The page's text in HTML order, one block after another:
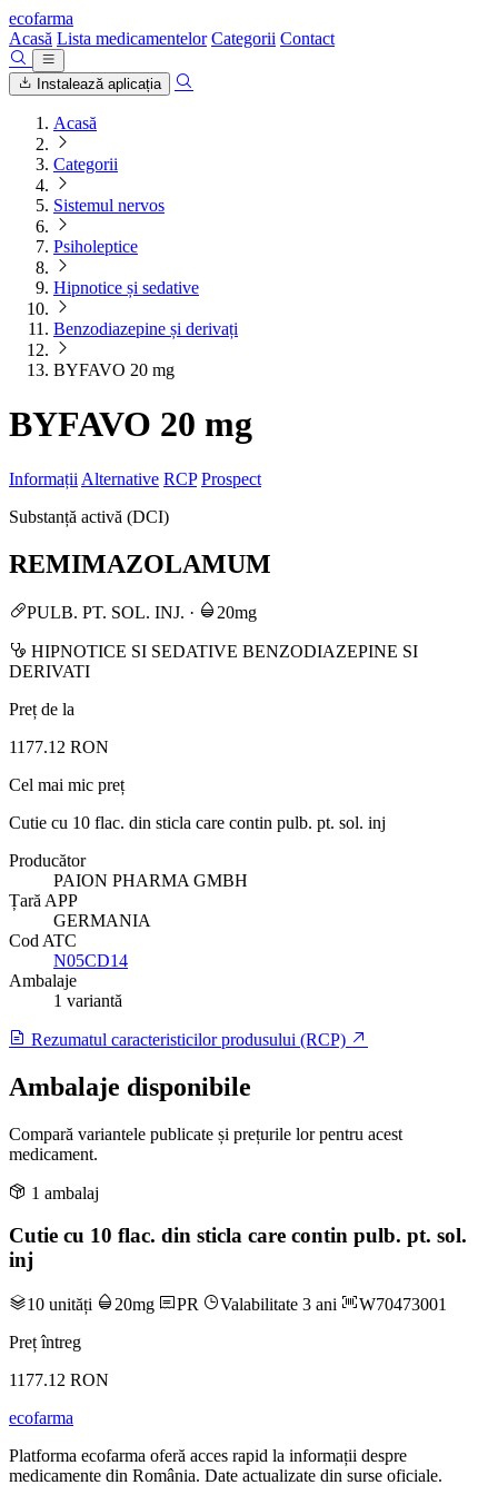
ecofarma
Acasă Lista medicamentelor Categorii Contact
Instalează aplicația
Acasă
Categorii
Sistemul nervos
Psiholeptice
Hipnotice și sedative
Benzodiazepine și derivați
BYFAVO 20 mg
BYFAVO 20 mg
Informații Alternative RCP Prospect
Substanță activă (DCI)
REMIMAZOLAMUM
PULB. PT. SOL. INJ. · 20mg
HIPNOTICE SI SEDATIVE BENZODIAZEPINE SI
DERIVATI
Preț de la
1177.12 RON
Cel mai mic preț
Cutie cu 10 flac. din sticla care contin pulb. pt. sol. inj
Producător
PAION PHARMA GMBH
Țară APP
GERMANIA
Cod ATC
N05CD14
Ambalaje
1 variantă
Rezumatul caracteristicilor produsului (RCP)
Ambalaje disponibile
Compară variantele publicate și prețurile lor pentru acest
medicament.
1 ambalaj
Cutie cu 10 flac. din sticla care contin pulb. pt. sol.
inj
10 unități 20mg PR Valabilitate 3 ani
W70473001
Preț întreg
1177.12 RON
ecofarma
Platforma ecofarma oferă acces rapid la informații despre
medicamente din România. Date actualizate din surse oficiale.